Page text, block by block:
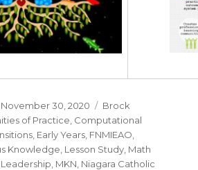
Posted
on
November 30, 2020 Categories
Brock
of Practice Computational
Early Years FNMIEAO
Knowledge Lesson Study Math
MKN Niagara Catholic